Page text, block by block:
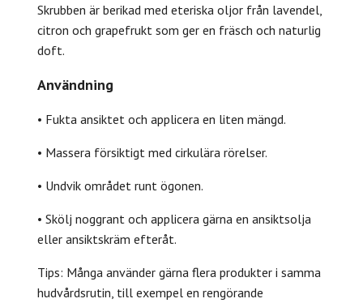
Skrubben är berikad med eteriska oljor från lavendel,
citron och grapefrukt som ger en fräsch och naturlig
doft.
Användning
• Fukta ansiktet och applicera en liten mängd.
• Massera försiktigt med cirkulära rörelser.
• Undvik området runt ögonen.
• Skölj noggrant och applicera gärna en ansiktsolja
eller ansiktskräm efteråt.
Tips: Många använder gärna flera produkter i samma
hudvårdsrutin, till exempel en rengörande